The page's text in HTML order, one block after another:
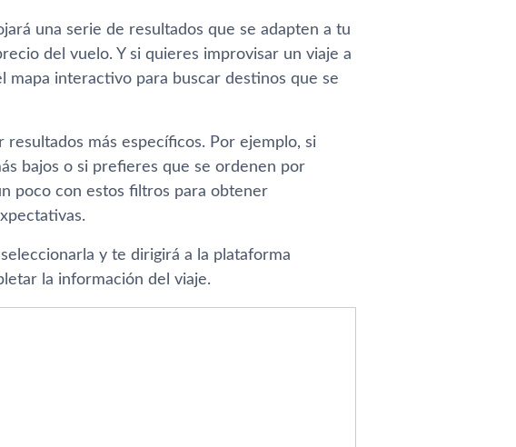
una serie de resultados que se adapten a tu
del vuelo. Y si quieres improvisar un viaje a
mapa interactivo para buscar destinos que se
más específicos. Por ejemplo, si
bajos o si prefieres que se ordenen por
poco con estos filtros para obtener
y te dirigirá a la plataforma
la información del viaje.